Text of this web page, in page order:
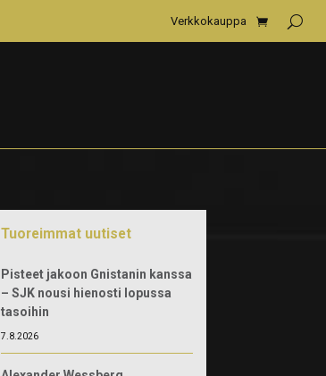
Verkkokauppa
Tuoreimmat uutiset
Pisteet jakoon Gnistanin kanssa
– SJK nousi hienosti lopussa
tasoihin
7.8.2026